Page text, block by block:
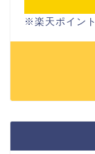
※楽天ポイン